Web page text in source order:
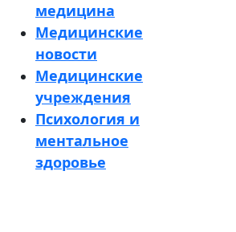
медицина
Медицинские
новости
Медицинские
учреждения
Психология и
ментальное
здоровье